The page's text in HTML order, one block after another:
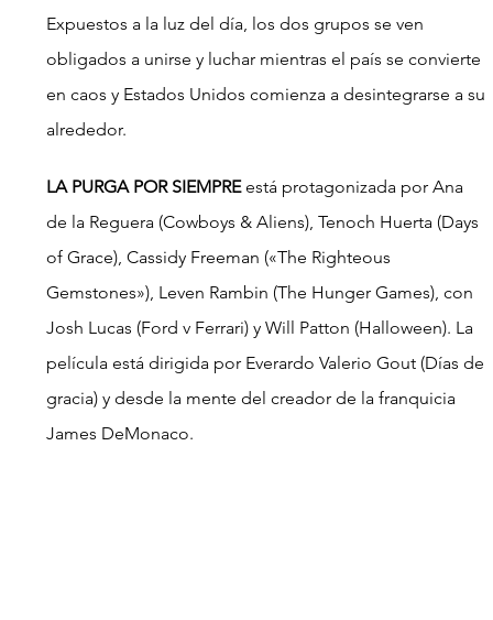
Expuestos a la luz del día, los dos grupos se ven
obligados a unirse y luchar mientras el país se convierte
en caos y Estados Unidos comienza a desintegrarse a su
alrededor.
LA PURGA POR SIEMPRE está protagonizada por Ana
de la Reguera (Cowboys & Aliens), Tenoch Huerta (Days
of Grace), Cassidy Freeman («The Righteous
Gemstones»), Leven Rambin (The Hunger Games), con
Josh Lucas (Ford v Ferrari) y Will Patton (Halloween). La
película está dirigida por Everardo Valerio Gout (Días de
gracia) y desde la mente del creador de la franquicia
James DeMonaco.